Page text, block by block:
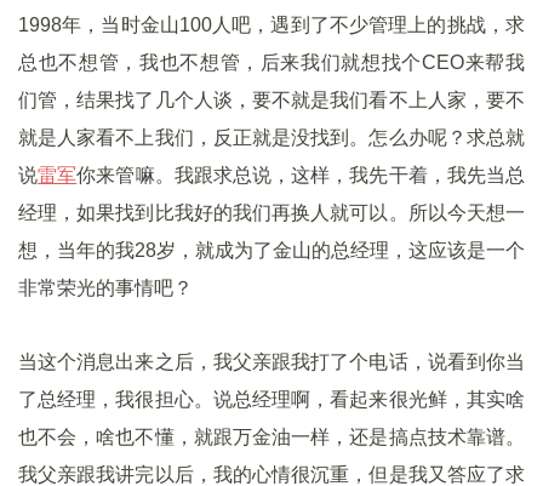
1998年，当时金山100人吧，遇到了不少管理上的挑战，求
总也不想管，我也不想管，后来我们就想找个CEO来帮我
们管，结果找了几个人谈，要不就是我们看不上人家，要不
就是人家看不上我们，反正就是没找到。怎么办呢？求总就
说雷军你来管嘛。我跟求总说，这样，我先干着，我先当总
经理，如果找到比我好的我们再换人就可以。所以今天想一
想，当年的我28岁，就成为了金山的总经理，这应该是一个
非常荣光的事情吧？
当这个消息出来之后，我父亲跟我打了个电话，说看到你当
了总经理，我很担心。说总经理啊，看起来很光鲜，其实啥
也不会，啥也不懂，就跟万金油一样，还是搞点技术靠谱。
我父亲跟我讲完以后，我的心情很沉重，但是我又答应了求